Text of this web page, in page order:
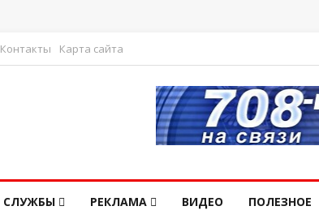
Контакты Карта сайта
СЛУЖБЫ РЕКЛАМА ВИДЕО ПОЛЕЗНОЕ